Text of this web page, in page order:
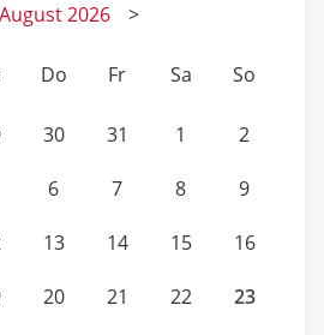
August2026 >
Do Fr Sa So
30 31 1 2
6 7 8 9
13 14 15 16
20 21 22 23